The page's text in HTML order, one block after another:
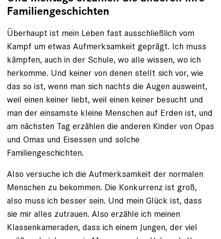
Familiengeschichten
Überhaupt ist mein Leben fast ausschließlich vom
Kampf um etwas Aufmerksamkeit geprägt. Ich muss
kämpfen, auch in der Schule, wo alle wissen, wo ich
herkomme. Und keiner von denen stellt sich vor, wie
das so ist, wenn man sich nachts die Augen ausweint,
weil einen keiner liebt, weil einen keiner besucht und
man der einsamste kleine Menschen auf Erden ist, und
am nächsten Tag erzählen die anderen Kinder von Opas
und Omas und Eisessen und solche
Familiengeschichten.
Also versuche ich die Aufmerksamkeit der normalen
Menschen zu bekommen. Die Konkurrenz ist groß,
also muss ich besser sein. Und mein Glück ist, dass
sie mir alles zutrauen. Also er­zähle ich meinen
Klassenkameraden, dass ich einem Jungen, der viel